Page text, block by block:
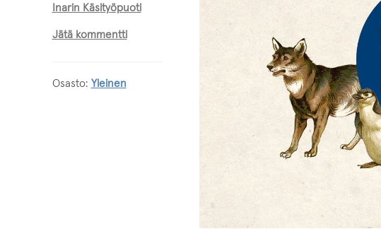
Inarin Käsityöpuoti
Jätä kommentti
Osasto: Yleinen